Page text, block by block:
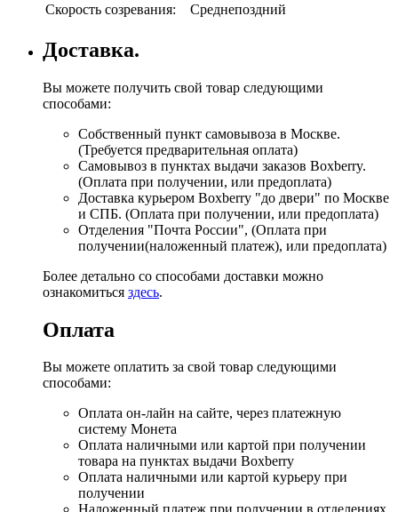
Скорость созревания:
Среднепоздний
Доставка.
Вы можете получить свой товар следующими
способами:
Собственный пункт самовывоза в Москве.
(Требуется предварительная оплата)
Самовывоз в пунктах выдачи заказов Boxberry.
(Оплата при получении, или предоплата)
Доставка курьером Boxberry "до двери" по Москве
и СПБ. (Оплата при получении, или предоплата)
Отделения "Почта России", (Оплата при
получении(наложенный платеж), или предоплата)
Более детально со способами доставки можно
ознакомиться здесь.
Оплата
Вы можете оплатить за свой товар следующими
способами:
Оплата он-лайн на сайте, через платежную
систему Монета
Оплата наличными или картой при получении
товара на пунктах выдачи Boxberry
Оплата наличными или картой курьеру при
получении